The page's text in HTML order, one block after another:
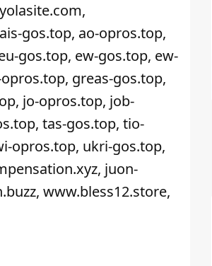
gos.top, ao-opros.top,
gos.top, ew-gos.top, ew-
greas-gos.top,
jo-opros.top, job-
tas-gos.top, tio-
opros.top, ukri-gos.top,
juon-
www.bless12.store,